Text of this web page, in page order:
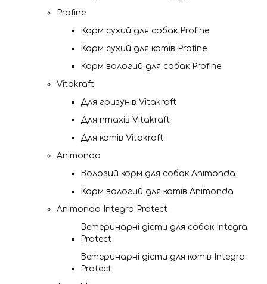
Profine
Корм сухий для собак Profine
Корм сухий для котів Profine
Корм вологий для собак Profine
Vitakraft
Для гризунів Vitakraft
Для птахів Vitakraft
Для котів Vitakraft
Animonda
Вологий корм для собак Animonda
Корм вологий для котів Animonda
Animonda Integra Protect
Ветеринарні дієти для собак Integra
Protect
Ветеринарні дієти для котів Integra
Protect